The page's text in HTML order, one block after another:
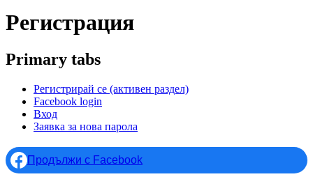
Регистрация
Primary tabs
Регистрирай се (активен раздел)
Facebook login
Вход
Заявка за нова парола
Продължи с Facebook